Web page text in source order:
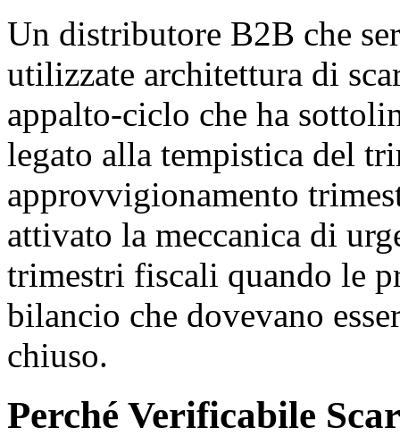
Un distributore B2B che
utilizzate architettura di
appalto-ciclo che ha
legato alla tempistica del
approvvigionamento
attivato la meccanica di
trimestri fiscali quando le
bilancio che dovevano
chiuso.
Perché Verificabile